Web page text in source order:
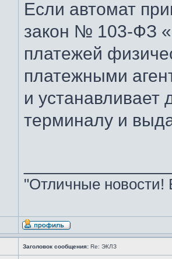
Если автомат
закон № 103-ФЗ
платежей
платежными
и устанавливает
терминалу и
"Отличные новости!
Заголовок сообщения: Re: ЭКЛЗ